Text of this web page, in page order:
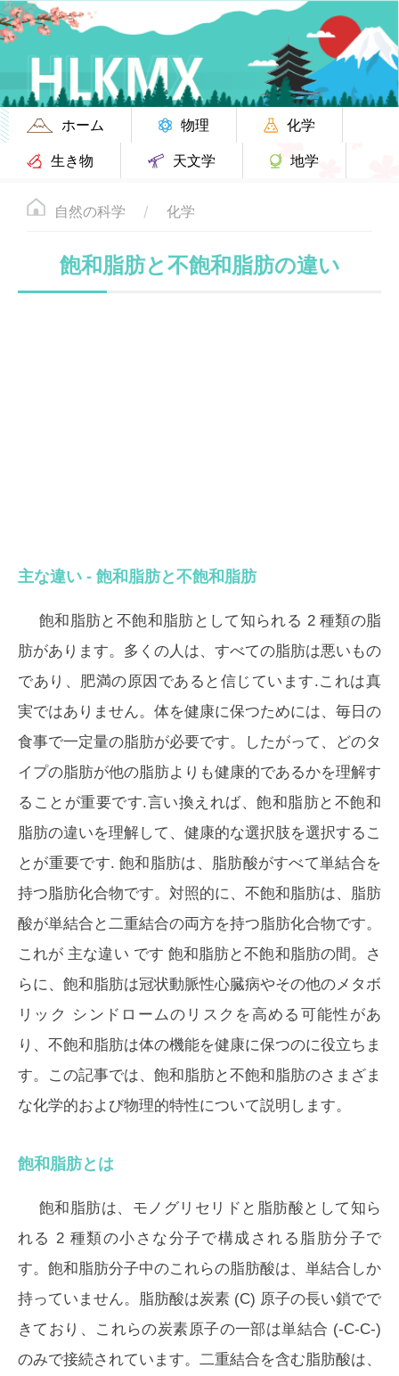
ホーム 物理
化学
生き物
天文学 地学
自然の科学 化学
飽和脂肪と不飽和脂肪の違い
主な違い - 飽和脂肪と不飽和脂肪
飽和脂肪と不飽和脂肪として知られる 2 種類の脂
肪があります。多くの人は、すべての脂肪は悪いもの
であり、肥満の原因であると信じています.これは真
実ではありません。体を健康に保つためには、毎日の
食事で一定量の脂肪が必要です。したがって、どのタ
イプの脂肪が他の脂肪よりも健康的であるかを理解す
ることが重要です.言い換えれば、飽和脂肪と不飽和
脂肪の違いを理解して、健康的な選択肢を選択するこ
とが重要です.飽和脂肪は、脂肪酸がすべて単結合を
持つ脂肪化合物です。対照的に、不飽和脂肪は、脂肪
酸が単結合と二重結合の両方を持つ脂肪化合物です。
これが 主な違い です 飽和脂肪と不飽和脂肪の間。さ
らに、飽和脂肪は冠状動脈性心臓病やその他のメタボ
リック シンドロームのリスクを高める可能性があ
り、不飽和脂肪は体の機能を健康に保つのに役立ちま
す。この記事では、飽和脂肪と不飽和脂肪のさまざま
な化学的および物理的特性について説明します。
飽和脂肪とは
飽和脂肪は、モノグリセリドと脂肪酸として知ら
れる 2 種類の小さな分子で構成される脂肪分子で
す。飽和脂肪分子中のこれらの脂肪酸は、単結合しか
持っていません。脂肪酸は炭素 (C) 原子の長い鎖でで
きており、これらの炭素原子の一部は単結合 (-C-C-)
のみで接続されています。二重結合を含む脂肪酸は、